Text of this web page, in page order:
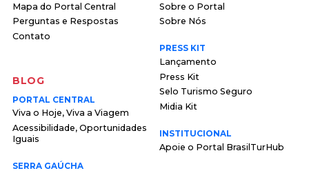
Mapa do Portal Central
Perguntas e Respostas
Contato
BLOG
PORTAL CENTRAL
Viva o Hoje, Viva a Viagem
Acessibilidade, Oportunidades
Iguais
SERRA GAÚCHA
Sobre o Portal
Sobre Nós
PRESS KIT
Lançamento
Press Kit
Selo Turismo Seguro
Midia Kit
INSTITUCIONAL
Apoie o Portal BrasilTurHub